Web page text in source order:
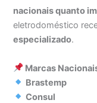
nacionais quanto
eletrodoméstico
especializado.
Marcas
Brastemp
Consul